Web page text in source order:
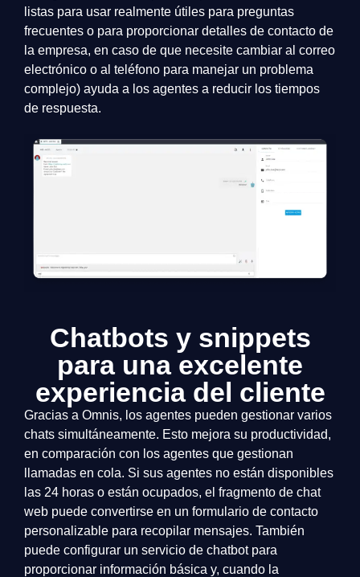
listas para usar realmente útiles para preguntas
frecuentes o para proporcionar detalles de contacto de
la empresa, en caso de que necesite cambiar al correo
electrónico o al teléfono para manejar un problema
complejo) ayuda a los agentes a reducir los tiempos
de respuesta.
Chatbots y snippets
para una excelente
experiencia del cliente
Gracias a Omnis, los agentes pueden gestionar varios
chats simultáneamente. Esto mejora su productividad,
en comparación con los agentes que gestionan
llamadas en cola. Si sus agentes no están disponibles
las 24 horas o están ocupados, el fragmento de chat
web puede convertirse en un formulario de contacto
personalizable para recopilar mensajes. También
puede configurar un servicio de chatbot para
proporcionar información básica y, cuando la